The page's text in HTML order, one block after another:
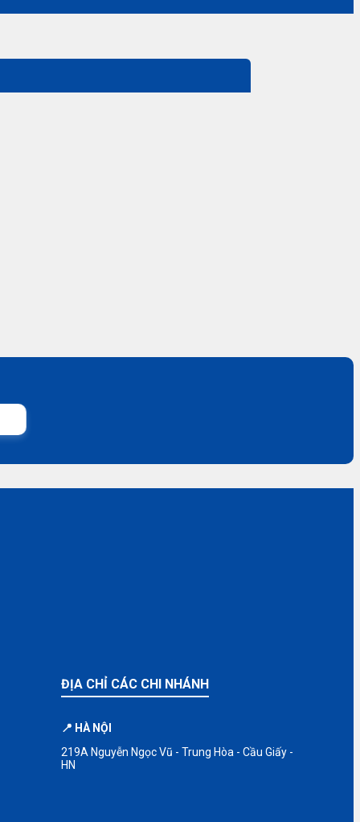
ĐỊA CHỈ CÁC CHI NHÁNH
📍 HÀ NỘI
219A Nguyễn Ngọc Vũ - Trung Hòa - Cầu Giấy -
HN